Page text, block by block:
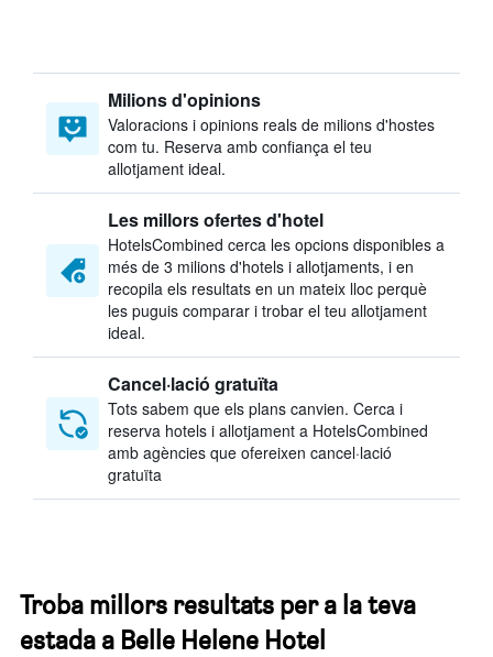
Milions d'opinions
Valoracions i opinions reals de milions d'hostes
com tu. Reserva amb confiança el teu
allotjament ideal.
Les millors ofertes d'hotel
HotelsCombined cerca les opcions disponibles a
més de 3 milions d'hotels i allotjaments, i en
recopila els resultats en un mateix lloc perquè
les puguis comparar i trobar el teu allotjament
ideal.
Cancel·lació gratuïta
Tots sabem que els plans canvien. Cerca i
reserva hotels i allotjament a HotelsCombined
amb agències que ofereixen cancel·lació
gratuïta
Troba millors resultats per a la teva
estada a Belle Helene Hotel